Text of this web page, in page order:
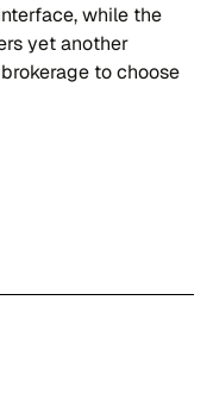
while the
yet another
to choose